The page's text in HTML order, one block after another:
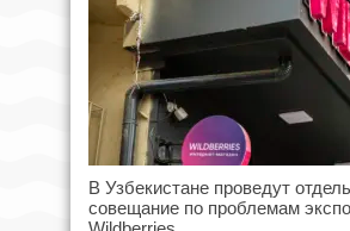
В Узбекистане проведут
совещание по проблемам